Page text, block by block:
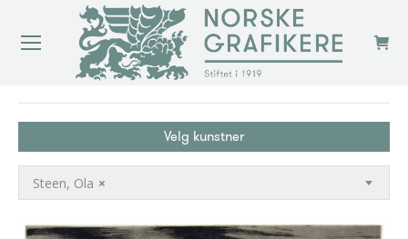
Velg kunstner
×
Steen, Ola